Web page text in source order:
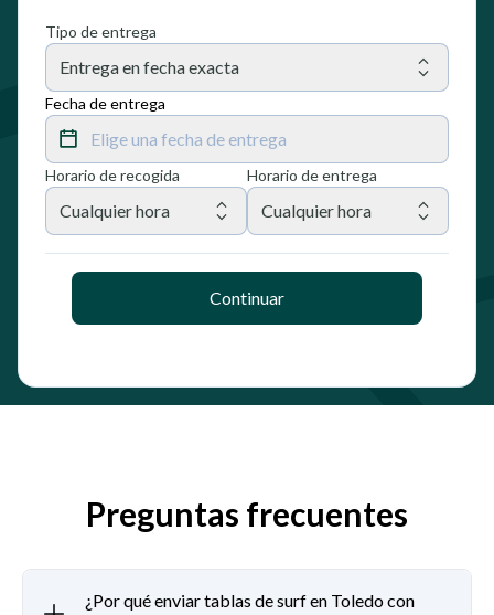
Tipo de entrega
Entrega en fecha exacta
Fecha de entrega
Elige una fecha de entrega
Horario de recogida
Cualquier hora
Horario de entrega
Cualquier hora
Continuar
Preguntas frecuentes
¿Por qué enviar tablas de surf en Toledo con